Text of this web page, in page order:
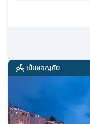
เน้นผจญภัย